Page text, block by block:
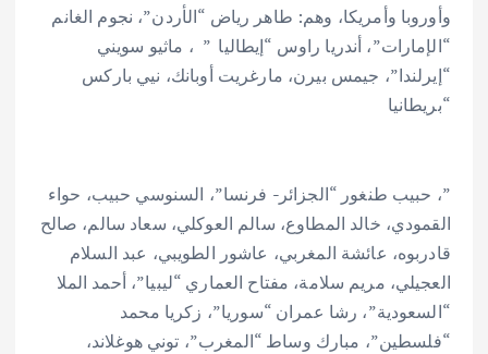
وأوروبا وأمريكا، وهم: طاهر رياض “الأردن”، نجوم الغانم
“الإمارات”، أندريا راوس “إيطاليا ” ، ماثيو سويني
“إيرلندا”، جيمس بيرن، مارغريت أوبانك، نيي باركس
“بريطانيا
”، حبيب طنغور “الجزائر- فرنسا”، السنوسي حبيب، حواء
القمودي، خالد المطاوع، سالم العوكلي، سعاد سالم، صالح
قادربوه، عائشة المغربي، عاشور الطويبي، عبد السلام
العجيلي، مريم سلامة، مفتاح العماري “ليبيا”، أحمد الملا
“السعودية”، رشا عمران “سوريا”، زكريا محمد
“فلسطين”، مبارك وساط “المغرب”، توني هوغلاند،